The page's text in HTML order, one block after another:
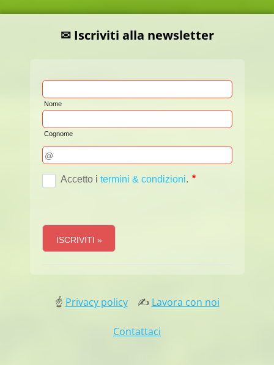
✉ Iscriviti alla newsletter
☝ Privacy policy✍ Lavora con noi
Contattaci